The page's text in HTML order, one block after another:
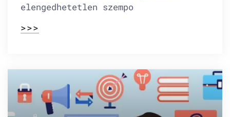
elengedhetetlen szempo
>>>